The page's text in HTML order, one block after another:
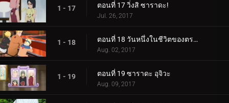
1 - 17 ตอนที่ 17 วิ่งสิ ซาราดะ!
Jul. 26, 2017
1 - 18 ตอนที่ 18 วันหนึ่งในชีวิตของตระกูลอุซึมากิ
Aug. 02, 2017
1 - 19 ตอนที่ 19 ซาราดะ อุจิวะ
Aug. 09, 2017